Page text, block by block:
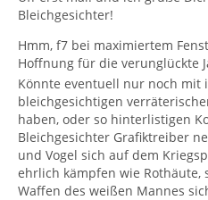
Bleichgesichter!
Hmm, f7 bei maximiertem
Hoffnung für die verunglückte
Könnte eventuell nur noch mit
bleichgesichtigen
haben, oder so hinterlistigen
Bleichgesichter Grafiktreiber
und Vogel sich auf dem
ehrlich kämpfen wie
Waffen des weißen Mannes